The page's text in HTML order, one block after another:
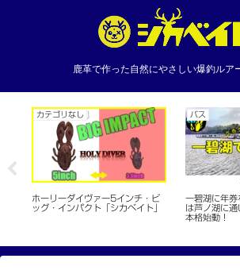
鹿革で作った自然にやさしい爆釣ルア
カテゴリなし
ホーリーダイヴァー5インチ・ビ
ッグ・インパクト「シカベイト」
バス
一碧湖に年券
は芦ノ湖に
本格始動！